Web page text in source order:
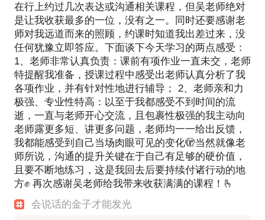
在行上约过几次表达或沟通相关课程，但吴老师绝对
是让我收获最多的一位，没有之一。同时还要感谢老
师对我远道而来的照顾，约课时知道我出差过来，没
任何犹豫立即答应。下面谈下今天学习的两点感受：
1、老师非常认真负责：课前有项作业一直未交，老师
特提醒我准备，授课过程中感受出老师认真分析了我
各项作业，并有针对性地进行辅导； 2、老师亲和力
极强、专业性特高：以至于我都感受不到时间的流
逝，一直与老师开心交流，且包裹性极强的我主动向
老师露更多短、讲更多问题，老师均一一给出反馈，
我都能感受到自己当场肉眼可见的变化🫣当然就像老
师所说，沟通的提升关键在于自己有足够的硬价值，
且要不断地练习，这是我回去后要持续付诸行动的地
方✊ 再次感谢吴老师给我带来收获满满的课程！🫰
会说话的金子才能发光